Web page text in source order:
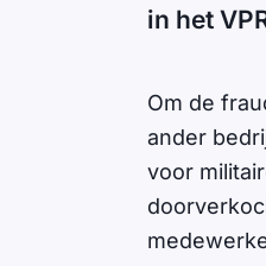
in het
Om de
ander
voor